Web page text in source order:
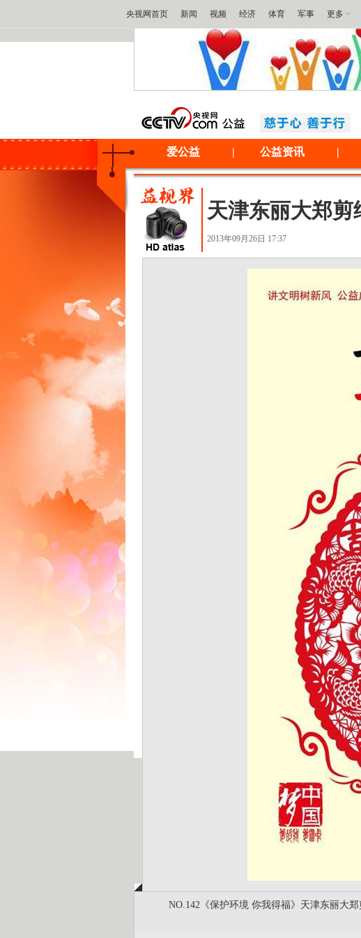
央视网首页 新闻 视频 经济 体育 军事 更多
爱公益 | 公益资讯 |
天津东丽大郑剪
2013年09月26日 17:37
NO.142《保护环境 你我得福》天津东丽大郑